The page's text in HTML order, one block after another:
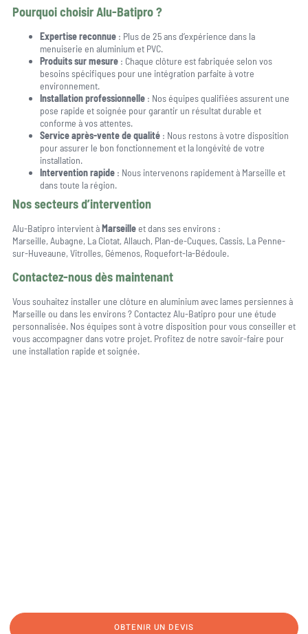
Pourquoi choisir Alu-Batipro ?
Expertise reconnue: Plus de 25 ans d’expérience dans la
menuiserie en aluminium et PVC.
Produits sur mesure: Chaque clôture est fabriquée selon vos
besoins spécifiques pour une intégration parfaite à votre
environnement.
Installation professionnelle: Nos équipes qualifiées assurent une
pose rapide et soignée pour garantir un résultat durable et
conforme à vos attentes.
Service après-vente de qualité: Nous restons à votre disposition
pour assurer le bon fonctionnement et la longévité de votre
installation.
Intervention rapide: Nous intervenons rapidement à Marseille et
dans toute la région.
Nos secteurs d’intervention
Alu-Batipro intervient àMarseilleet dans ses environs :
Marseille, Aubagne, La Ciotat, Allauch, Plan-de-Cuques, Cassis, La Penne-
sur-Huveaune, Vitrolles, Gémenos, Roquefort-la-Bédoule.
Contactez-nous dès maintenant
Vous souhaitez installer une clôture en aluminium avec lames persiennes à
Marseille ou dans les environs ? Contactez Alu-Batipro pour une étude
personnalisée. Nos équipes sont à votre disposition pour vous conseiller et
vous accompagner dans votre projet. Profitez de notre savoir-faire pour
une installation rapide et soignée.
OBTENIR UN DEVIS